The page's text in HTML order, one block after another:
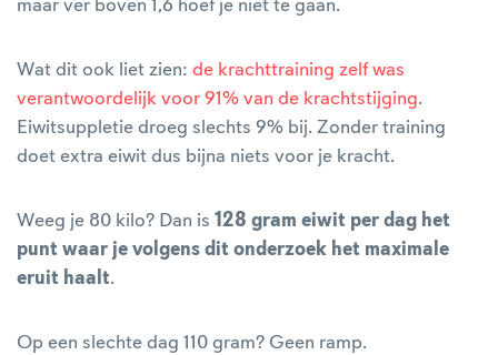
maar ver boven 1,6 hoef je niet te gaan.
Wat dit ook liet zien: de krachttraining zelf was
verantwoordelijk voor 91% van de krachtstijging.
Eiwitsuppletie droeg slechts 9% bij. Zonder training
doet extra eiwit dus bijna niets voor je kracht.
Weeg je 80 kilo? Dan is 128 gram eiwit per dag het
punt waar je volgens dit onderzoek het maximale
eruit haalt.
Op een slechte dag 110 gram? Geen ramp.